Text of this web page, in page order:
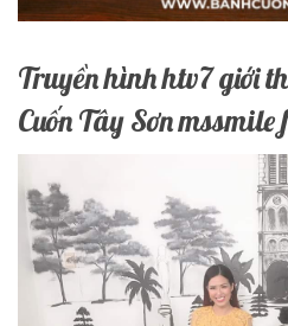
Truyền hình htv7 giới
Cuốn Tây Sơn mssmile